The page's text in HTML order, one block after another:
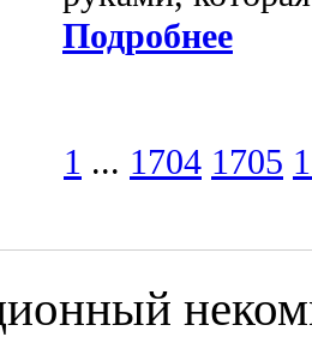
Подробнее
1 ... 1704 1705